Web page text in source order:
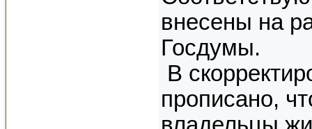
внесены на
Госдумы.
В
прописано,